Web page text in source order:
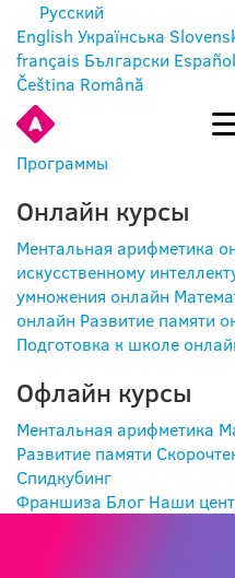
Русский
English Українська
français Български Español
Čeština Română
Программы
Онлайн курсы
Ментальная арифметика
искусственному
умножения онлайн
онлайн Развитие памяти
Подготовка к школе
Офлайн курсы
Ментальная арифметика
Развитие памяти
Спидкубинг
Франшиза Блог Наши